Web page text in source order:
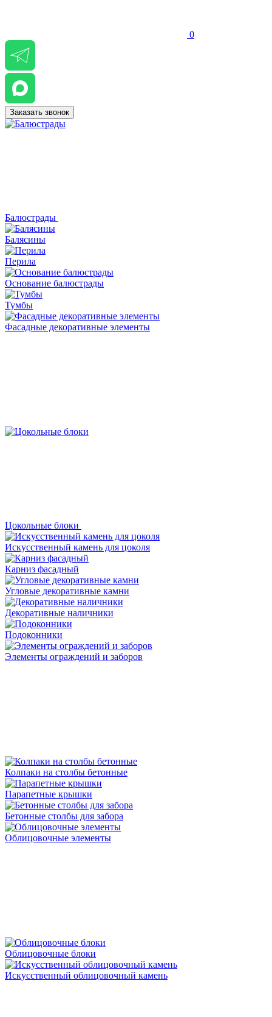
0
Заказать звонок
Балюстрады
Балясины
Перила
Основание балюстрады
Тумбы
Фасадные декоративные элементы
Цокольные блоки
Искусственный камень для цоколя
Карниз фасадный
Угловые декоративные камни
Декоративные наличники
Подоконники
Элементы ограждений и заборов
Колпаки на столбы бетонные
Парапетные крышки
Бетонные столбы для забора
Облицовочные элементы
Облицовочные блоки
Искусственный облицовочный камень